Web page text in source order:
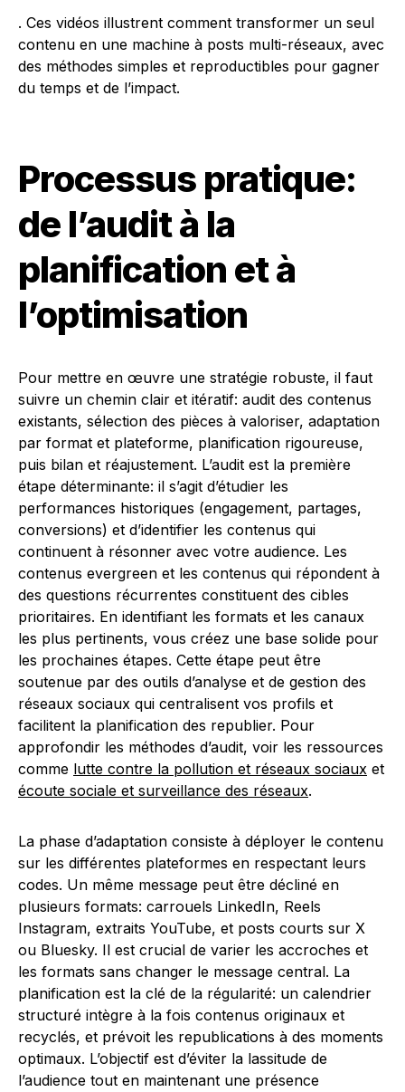
. Ces vidéos illustrent comment transformer un seul
contenu en une machine à posts multi-réseaux, avec
des méthodes simples et reproductibles pour gagner
du temps et de l’impact.
Processus pratique:
de l’audit à la
planification et à
l’optimisation
Pour mettre en œuvre une stratégie robuste, il faut
suivre un chemin clair et itératif: audit des contenus
existants, sélection des pièces à valoriser, adaptation
par format et plateforme, planification rigoureuse,
puis bilan et réajustement. L’audit est la première
étape déterminante: il s’agit d’étudier les
performances historiques (engagement, partages,
conversions) et d’identifier les contenus qui
continuent à résonner avec votre audience. Les
contenus evergreen et les contenus qui répondent à
des questions récurrentes constituent des cibles
prioritaires. En identifiant les formats et les canaux
les plus pertinents, vous créez une base solide pour
les prochaines étapes. Cette étape peut être
soutenue par des outils d’analyse et de gestion des
réseaux sociaux qui centralisent vos profils et
facilitent la planification des republier. Pour
approfondir les méthodes d’audit, voir les ressources
comme lutte contre la pollution et réseaux sociaux et
écoute sociale et surveillance des réseaux.
La phase d’adaptation consiste à déployer le contenu
sur les différentes plateformes en respectant leurs
codes. Un même message peut être décliné en
plusieurs formats: carrouels LinkedIn, Reels
Instagram, extraits YouTube, et posts courts sur X
ou Bluesky. Il est crucial de varier les accroches et
les formats sans changer le message central. La
planification est la clé de la régularité: un calendrier
structuré intègre à la fois contenus originaux et
recyclés, et prévoit les republications à des moments
optimaux. L’objectif est d’éviter la lassitude de
l’audience tout en maintenant une présence